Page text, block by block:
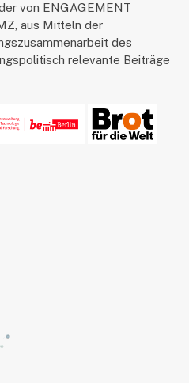
von ENGAGEMENT
aus Mitteln der
des
relevante Beiträge